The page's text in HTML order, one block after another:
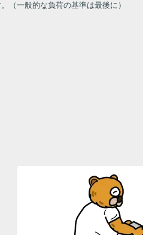
（一般的な負荷の基準は最後に）